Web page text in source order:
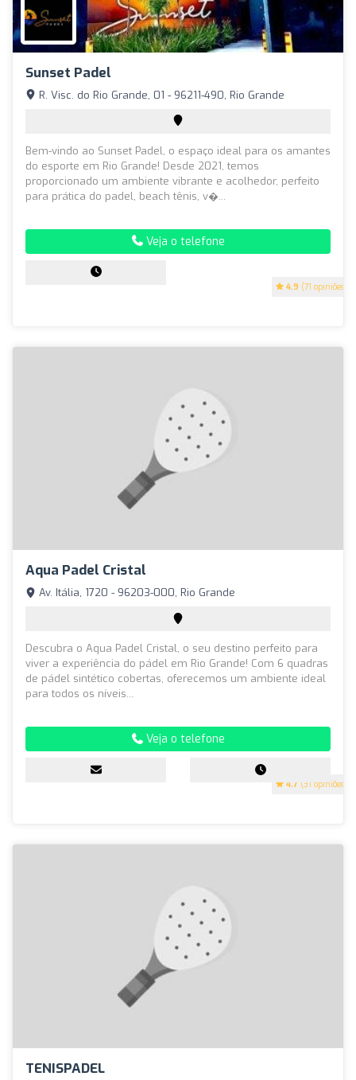
Sunset Padel
4.9 (71 opiniões)
R. Visc. do Rio Grande, 01 - 96211-490, Rio Grande
Bem-vindo ao Sunset Padel, o espaço ideal para os amantes
do esporte em Rio Grande! Desde 2021, temos
proporcionado um ambiente vibrante e acolhedor, perfeito
para prática do padel, beach tênis, v�...
Veja o telefone
Aqua Padel Cristal
4.7 (31 opiniões)
Av. Itália, 1720 - 96203-000, Rio Grande
Descubra o Aqua Padel Cristal, o seu destino perfeito para
viver a experiência do pádel em Rio Grande! Com 6 quadras
de pádel sintético cobertas, oferecemos um ambiente ideal
para todos os níveis...
Veja o telefone
TENISPADEL